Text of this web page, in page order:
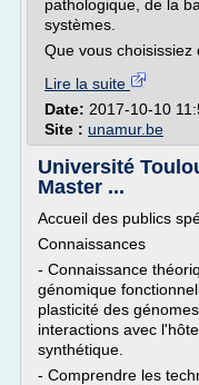
pathologique, de la
systèmes.
Que vous choisissiez
Lire la suite
Date: 2017-10-10
Site : unamur.be
Université
Master ...
Accueil des publics
Connaissances
- Connaissance
génomique
plasticité des
interactions avec
synthétique.
- Comprendre les